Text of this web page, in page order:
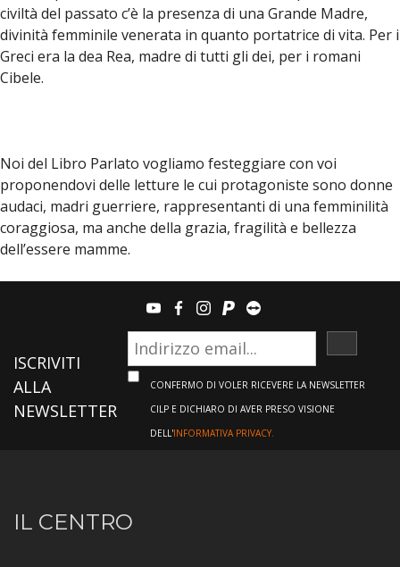
civiltà del passato c’è la presenza di una Grande Madre,
divinità femminile venerata in quanto portatrice di vita. Per i
Greci era la dea Rea, madre di tutti gli dei, per i romani
Cibele.
Noi del Libro Parlato vogliamo festeggiare con voi
proponendovi delle letture le cui protagoniste sono donne
audaci, madri guerriere, rappresentanti di una femminilità
coraggiosa, ma anche della grazia, fragilità e bellezza
dell’essere mamme.
youtubefacebook
instagram
paypalteamviewer
ISCRIVITI
ALLA
NEWSLETTER
CONFERMO DI VOLER RICEVERE LA NEWSLETTER
CILP E DICHIARO DI AVER PRESO VISIONE
DELL'INFORMATIVA PRIVACY.
Informazioni
sulIL CENTRO